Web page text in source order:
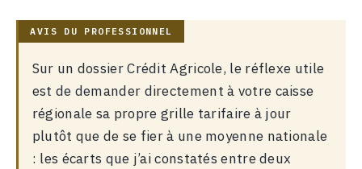
Sur un dossier Crédit Agricole, le réflexe utile
est de demander directement à votre caisse
régionale sa propre grille tarifaire à jour
plutôt que de se fier à une moyenne nationale
: les écarts que j’ai constatés entre deux